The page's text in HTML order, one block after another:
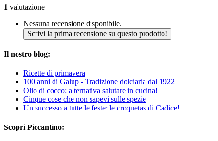
1 valutazione
Nessuna recensione disponibile.
Scrivi la prima recensione su questo prodotto!
Il nostro blog:
Ricette di primavera
100 anni di Galup - Tradizione dolciaria dal 1922
Olio di cocco: alternativa salutare in cucina!
Cinque cose che non sapevi sulle spezie
Un successo a tutte le feste: le croquetas di Cadice!
Scopri Piccantino: